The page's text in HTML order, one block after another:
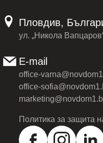
Пловдив,
ул. „Никола
E-mail
office-
office-
Политика за защита